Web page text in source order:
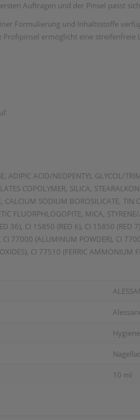
Auftragen und der Pinsel passt
Formulierung und Inhaltsstoffe
ermöglicht eine streifenfreie
ADIPIC ACID/NEOPENTYL GLYCOL/
COPOLYMER, SILICA,
SODIUM BOROSILICATE, TIN
FLUORPHLOGOPITE, MICA,
36), CI 15850 (RED 6), CI 15850 (RED
CI 77000 (ALUMINUM POWDER), CI
CI 77510 (FERRIC AMMONIUM
10 ml